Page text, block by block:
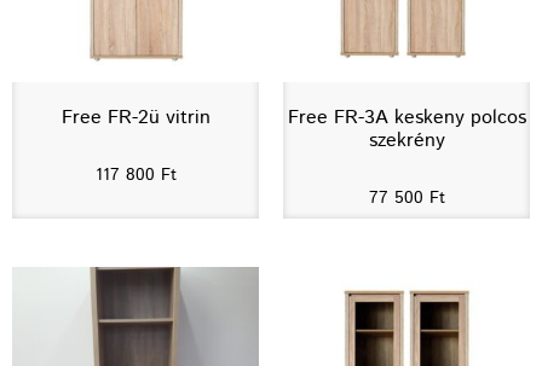
Free FR-2ü vitrin
117 800 Ft
Free FR-3A keskeny polcos
szekrény
77 500 Ft